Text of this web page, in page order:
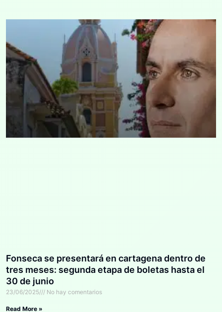
Fonseca se presentará en cartagena dentro de
tres meses: segunda etapa de boletas hasta el
30 de junio
23/06/2025 No hay comentarios
Read More »